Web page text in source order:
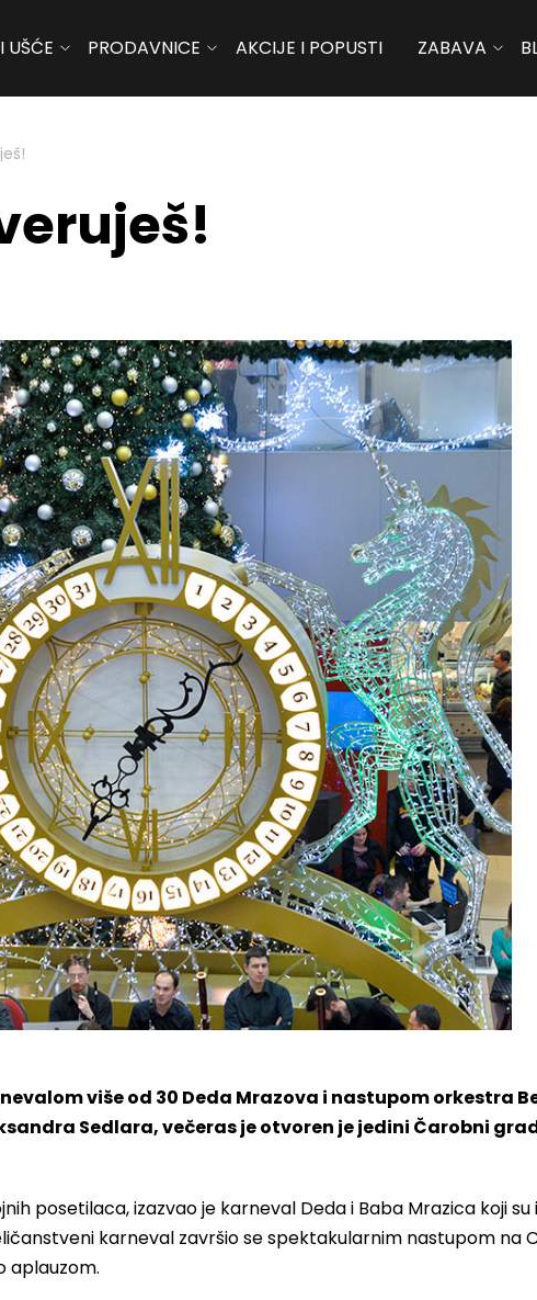
UŠĆE PRODAVNICE AKCIJE I POPUSTI ZABAVA
više od 30 Deda Mrazova i nastupom orkestra
Sedlara, večeras je otvoren je jedini Čarobni
posetilaca, izazvao je karneval Deda i Baba Mrazica koji su
karneval završio se spektakularnim nastupom na
aplauzom.